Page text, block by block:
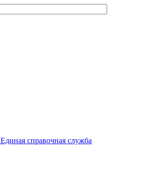
Единая справочная служба